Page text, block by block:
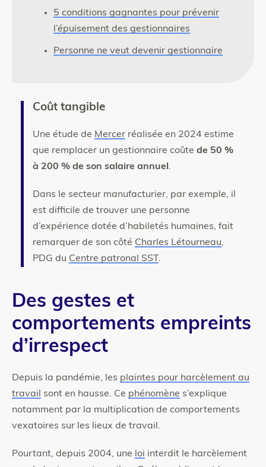
5 conditions gagnantes pour prévenir
l’épuisement des gestionnaires
Personne ne veut devenir gestionnaire
Coût tangible
Une étude de Mercer réalisée en 2024 estime
que remplacer un gestionnaire coûte de 50 %
à 200 % de son salaire annuel .
Dans le secteur manufacturier, par exemple, il
est difficile de trouver une personne
d’expérience dotée d’habiletés humaines, fait
remarquer de son côté Charles Létourneau,
PDG du Centre patronal SST .
Des gestes et
comportements empreints
d’irrespect
Depuis la pandémie, les plaintes pour harcèlement au
travail
sont en hausse. Ce phénomène s’explique
notamment par la multiplication de comportements
vexatoires sur les lieux de travail.
Pourtant, depuis 2004, une loi interdit le harcèlement